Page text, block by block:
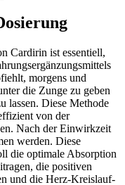
Cardirin ist essentiell,
morgens und
die Zunge zu geben
lassen. Diese Methode
von der
Nach der Einwirkzeit
werden. Diese
die optimale Absorption
die positiven
und die Herz-Kreislauf-